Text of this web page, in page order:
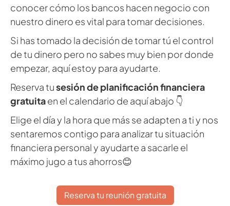
conocer cómo los bancos hacen negocio con
nuestro dinero es vital para tomar decisiones.
Si has tomado la decisión de tomar tú el control
de tu dinero pero no sabes muy bien por donde
empezar, aquí estoy para ayudarte.
Reserva tusesión de planificación financiera
gratuitaen el calendario de aquí abajo 👇
Elige el día y la hora que más se adapten a ti y nos
sentaremos contigo para analizar tu situación
financiera personal y ayudarte a sacarle el
máximo jugo a tus ahorros😊
Reserva tu reunión gratuita